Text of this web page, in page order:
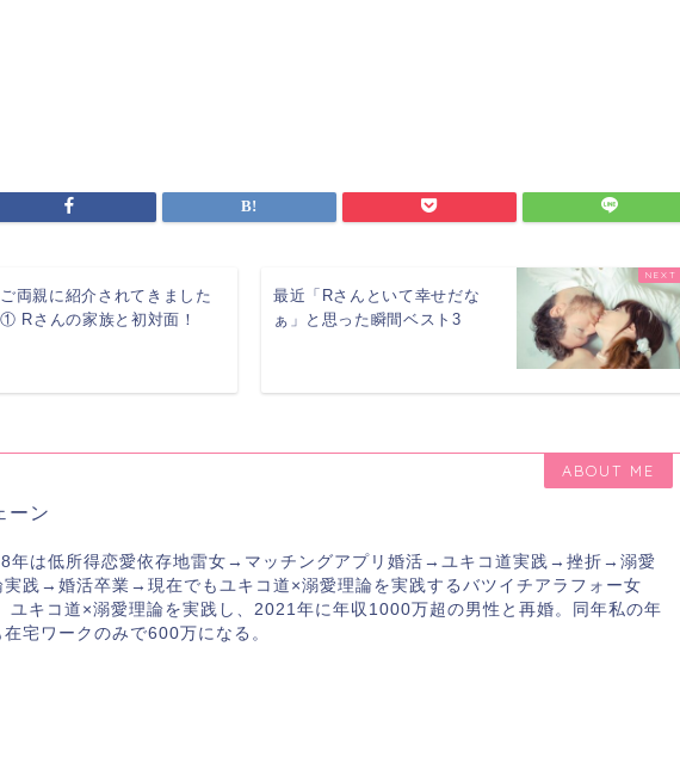
ご両親に紹介されてきました
① Rさんの家族と初対面！
最近「Rさんといて幸せだな
ぁ」と思った瞬間ベスト3
ABOUT ME
ーン
年は低所得恋愛依存地雷女→マッチングアプリ婚活→ユキコ道実践→挫折→溺愛
実践→婚活卒業→現在でもユキコ道×溺愛理論を実践するバツイチアラフォー女
ユキコ道×溺愛理論を実践し、2021年に年収1000万超の男性と再婚。同年私の年
在宅ワークのみで600万になる。